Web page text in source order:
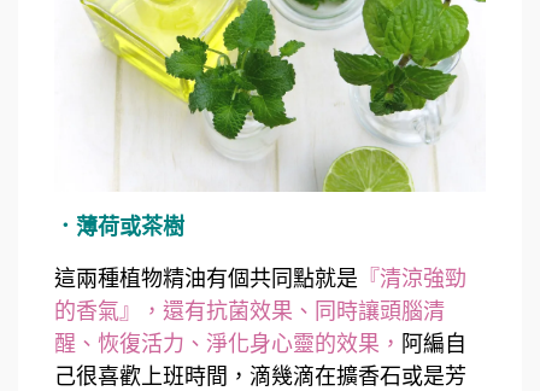
．薄荷或茶樹
這兩種植物精油有個共同點就是 『清涼強勁
的香氣』，還有抗菌效果、同時讓頭腦清
醒、恢復活力、淨化身心靈的效果， 阿編自
己很喜歡上班時間，滴幾滴在擴香石或是芳